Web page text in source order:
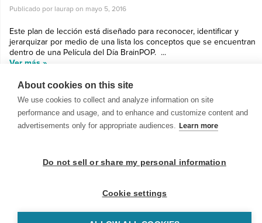
Publicado por laurap on mayo 5, 2016
Este plan de lección está diseñado para reconocer, identificar y
jerarquizar por medio de una lista los conceptos que se encuentran
dentro de una Película del Día BrainPOP. ...
Ver más »
About cookies on this site
We use cookies to collect and analyze information on site
performance and usage, and to enhance and customize content and
advertisements only for appropriate audiences. Learn more
Do not sell or share my personal information
Cookie settings